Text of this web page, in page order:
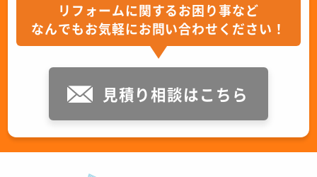
リフォームに関するお困り事など
なんでもお気軽にお問い合わせください！
見積り相談はこちら